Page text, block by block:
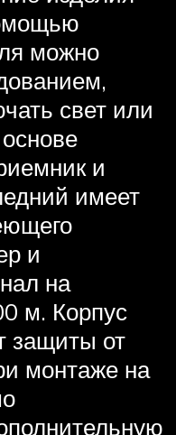
можно
свет или
и
имеет
и
на
м. Корпус
защиты от
монтаже на